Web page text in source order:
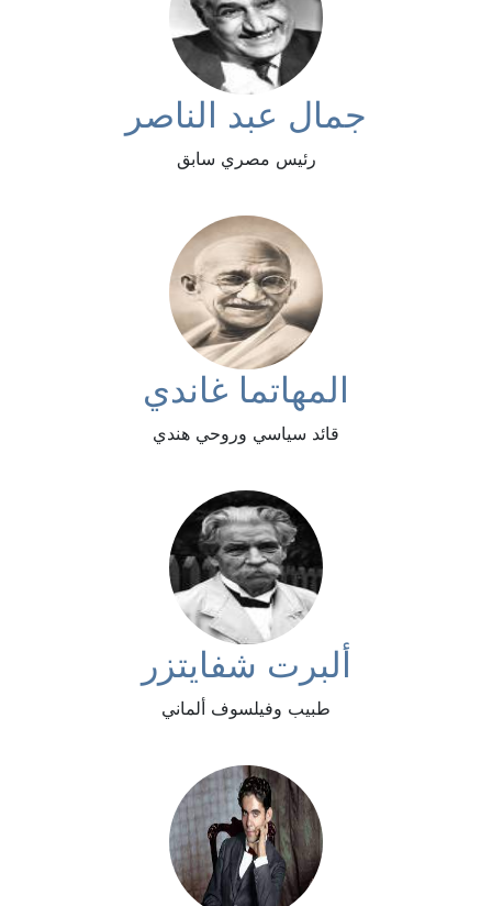
جمال عبد الناصر
رئيس مصري سابق
المهاتما غاندي
قائد سياسي وروحي هندي
ألبرت شفايتزر
طبيب وفيلسوف ألماني